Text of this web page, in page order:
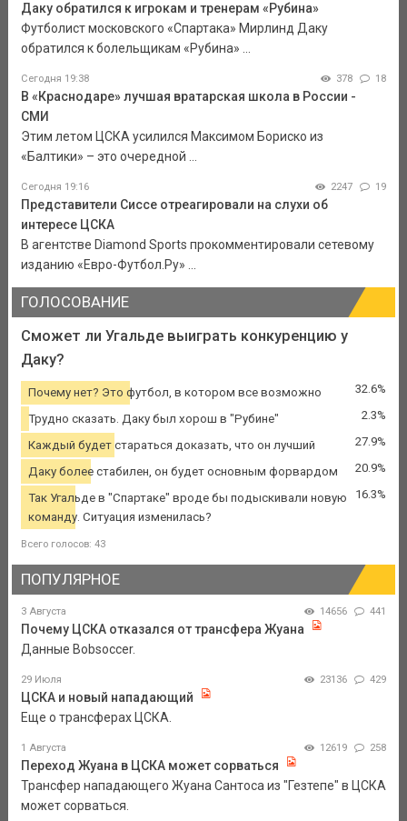
Даку обратился к игрокам и тренерам «Рубина»
Футболист московского «Спартака» Мирлинд Даку
обратился к болельщикам «Рубина» ...
Сегодня 19:38 378 18
В «Краснодаре» лучшая вратарская школа в России -
СМИ
Этим летом ЦСКА усилился Максимом Бориско из
«Балтики» – это очередной ...
Сегодня 19:16 2247 19
Представители Сиссе отреагировали на слухи об
интересе ЦСКА
В агентстве Diamond Sports прокомментировали сетевому
изданию «Евро-Футбол.Ру» ...
ГОЛОСОВАНИЕ
Сможет ли Угальде выиграть конкуренцию у
Даку?
Почему нет? Это футбол, в котором все возможно 32.6%
Трудно сказать. Даку был хорош в "Рубине" 2.3%
Каждый будет стараться доказать, что он лучший 27.9%
Даку более стабилен, он будет основным форвардом 20.9%
Так Угальде в "Спартаке" вроде бы подыскивали новую
команду. Ситуация изменилась?
16.3%
Всего голосов: 43
ПОПУЛЯРНОЕ
3 Августа 14656 441
Почему ЦСКА отказался от трансфера Жуана
Данные Bobsoccer.
29 Июля 23136 429
ЦСКА и новый нападающий
Еще о трансферах ЦСКА.
1 Августа 12619 258
Переход Жуана в ЦСКА может сорваться
Трансфер нападающего Жуана Сантоса из "Гезтепе" в ЦСКА
может сорваться.